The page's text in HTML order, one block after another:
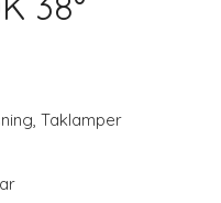
, Taklamper